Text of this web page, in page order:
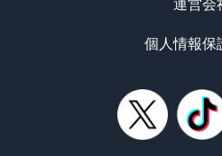
運営会
個人情報保